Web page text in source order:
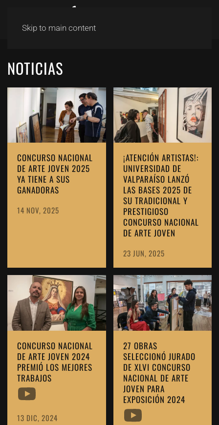
Skip to main content
NOTICIAS
CONCURSO NACIONAL
DE ARTE JOVEN 2025
YA TIENE A SUS
GANADORAS
14 NOV, 2025
¡ATENCIÓN ARTISTAS!:
UNIVERSIDAD DE
VALPARAÍSO LANZÓ
LAS BASES 2025 DE
SU TRADICIONAL Y
PRESTIGIOSO
CONCURSO NACIONAL
DE ARTE JOVEN
23 JUN, 2025
CONCURSO NACIONAL
DE ARTE JOVEN 2024
PREMIÓ LOS MEJORES
TRABAJOS
13 DIC, 2024
27 OBRAS
SELECCIONÓ JURADO
DE XLVI CONCURSO
NACIONAL DE ARTE
JOVEN PARA
EXPOSICIÓN 2024